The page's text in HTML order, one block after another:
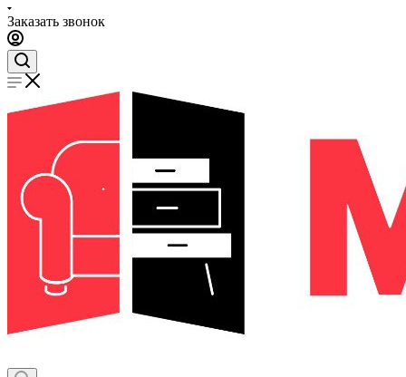
Заказать звонок